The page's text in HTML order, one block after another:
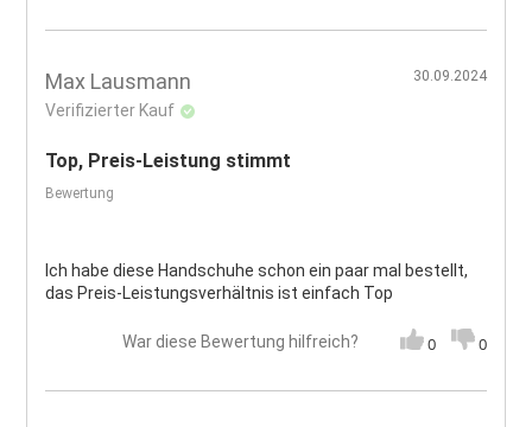
Max Lausmann
Verifizierter Kauf
30.09.2024
Top, Preis-Leistung stimmt
Bewertung
Ich habe diese Handschuhe schon ein paar mal bestellt,
das Preis-Leistungsverhältnis ist einfach Top
War diese Bewertung hilfreich? 0 0